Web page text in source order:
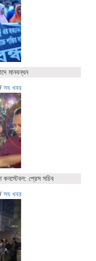
মানবন্ধন
/ সব খবর
কনস্টেবল: প্রেস সচিব
/ সব খবর